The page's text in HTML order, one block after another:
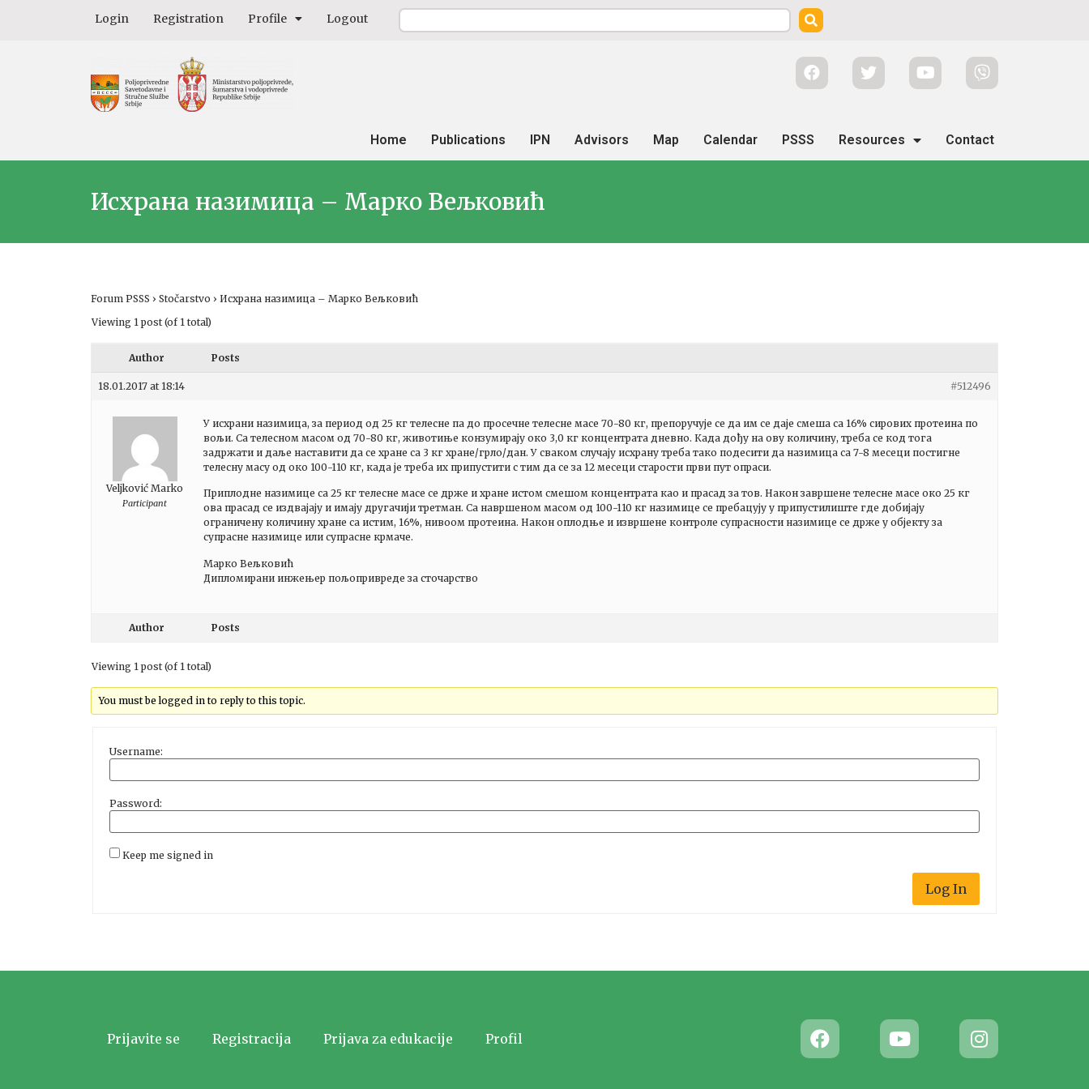
Login Registration Profile Logout
Home Publications IPN Advisors Map Calendar PSSS Resources Contact
Исхрана назимица – Марко Вељковић
Forum PSSS › Stočarstvo › Исхрана назимица – Марко Вељковић
Viewing 1 post (of 1 total)
Author Posts
18.01.2017 at 18:14 #512496
Veljković Marko
Participant
У исхрани назимица, за период од 25 кг телесне па до просечне телесне масе 70-80 кг, препоручује се да им се даје смеша са 16% сирових протеина по
вољи. Са телесном масом од 70-80 кг, животиње конзумирају око 3,0 кг концентрата дневно. Када дођу на ову количину, треба се код тога
задржати и даље наставити да се хране са 3 кг хране/грло/дан. У сваком случају исхрану треба тако подесити да назимица са 7-8 месеци постигне
телесну масу од око 100-110 кг, када је треба их припустити с тим да се за 12 месеци старости први пут опраси.
Приплодне назимице са 25 кг телесне масе се држе и хране истом смешом концентрата као и прасад за тов. Након завршене телесне масе око 25 кг
ова прасад се издвајају и имају другачији третман. Са навршеном масом од 100-110 кг назимице се пребацују у припустилиште где добијају
ограничену количину хране са истим, 16%, нивоом протеина. Након оплодње и извршене контроле супрасности назимице се држе у објекту за
супрасне назимице или супрасне крмаче.
Марко Вељковић
Дипломирани инжењер пољопривреде за сточарство
Author Posts
Viewing 1 post (of 1 total)
You must be logged in to reply to this topic.
Username:
Password:
Keep me signed in
Log In
Prijavite se Registracija Prijava za edukacije Profil